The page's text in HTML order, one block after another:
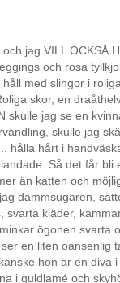
jag VILL OCKSÅ
och rosa
med slingor i
skor, en
skulle jag se en
skulle jag
hålla hårt i
Så det får bli
än katten och
dammsugaren,
svarta kläder,
ögonen svarta
en liten oansenlig
hon är en diva
i guldlamé och